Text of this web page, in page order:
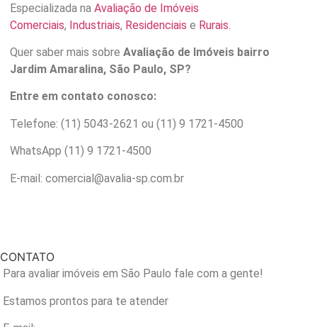
Especializada na Avaliação de Imóveis
Comerciais, Industriais, Residenciais e Rurais.
Quer saber mais sobre Avaliação de Imóveis bairro
Jardim Amaralina, São Paulo, SP?
Entre em contato conosco:
Telefone: (11) 5043-2621 ou (11) 9 1721-4500
WhatsApp (11) 9 1721-4500
E-mail: comercial@avalia-sp.com.br
CONTATO
Para avaliar imóveis em São Paulo fale com a gente!
Estamos prontos para te atender